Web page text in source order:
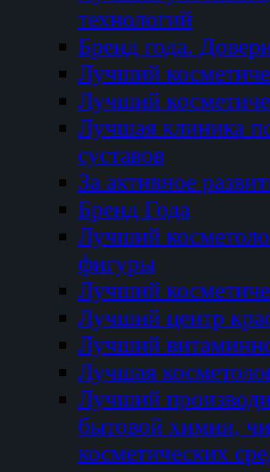
технологий
Бренд года.
Лучший
Лучший
Лучшая клиника
суставов
За активное
Бренд Года
Лучший
фигуры
Лучший
Лучший центр
Лучший
Лучшая
Лучший
бытовой химии,
косметических